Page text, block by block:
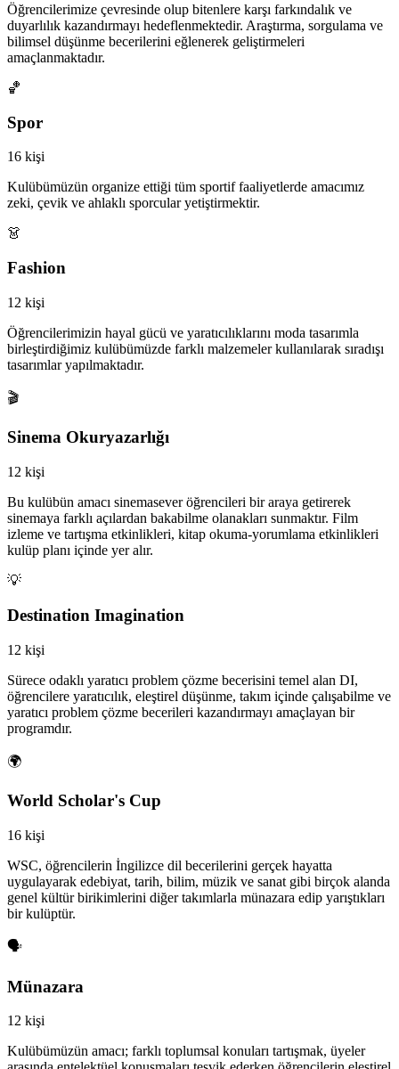
Öğrencilerimize çevresinde olup bitenlere karşı farkındalık ve
duyarlılık kazandırmayı hedeflenmektedir. Araştırma, sorgulama ve
bilimsel düşünme becerilerini eğlenerek geliştirmeleri
amaçlanmaktadır.
🏀
Spor
16 kişi
Kulübümüzün organize ettiği tüm sportif faaliyetlerde amacımız
zeki, çevik ve ahlaklı sporcular yetiştirmektir.
👗
Fashion
12 kişi
Öğrencilerimizin hayal gücü ve yaratıcılıklarını moda tasarımla
birleştirdiğimiz kulübümüzde farklı malzemeler kullanılarak sıradışı
tasarımlar yapılmaktadır.
🎬
Sinema Okuryazarlığı
12 kişi
Bu kulübün amacı sinemasever öğrencileri bir araya getirerek
sinemaya farklı açılardan bakabilme olanakları sunmaktır. Film
izleme ve tartışma etkinlikleri, kitap okuma-yorumlama etkinlikleri
kulüp planı içinde yer alır.
💡
Destination Imagination
12 kişi
Sürece odaklı yaratıcı problem çözme becerisini temel alan DI,
öğrencilere yaratıcılık, eleştirel düşünme, takım içinde çalışabilme ve
yaratıcı problem çözme becerileri kazandırmayı amaçlayan bir
programdır.
🌍
World Scholar's Cup
16 kişi
WSC, öğrencilerin İngilizce dil becerilerini gerçek hayatta
uygulayarak edebiyat, tarih, bilim, müzik ve sanat gibi birçok alanda
genel kültür birikimlerini diğer takımlarla münazara edip yarıştıkları
bir kulüptür.
🗣️
Münazara
12 kişi
Kulübümüzün amacı; farklı toplumsal konuları tartışmak, üyeler